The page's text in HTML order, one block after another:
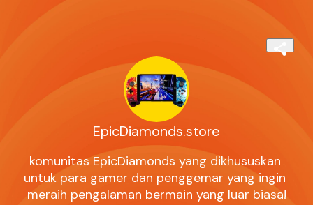
EpicDiamonds.store
komunitas EpicDiamonds yang dikhususkan
untuk para gamer dan penggemar yang ingin
meraih pengalaman bermain yang luar biasa!